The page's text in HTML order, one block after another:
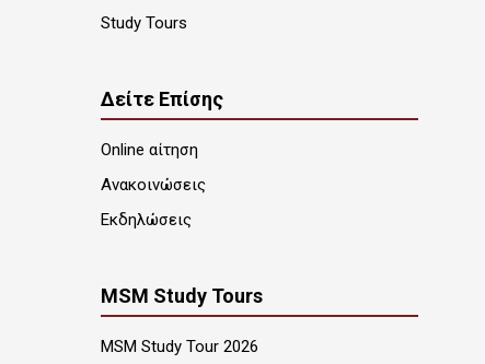
Study Tours
Δείτε Επίσης
Online αίτηση
Ανακοινώσεις
Εκδηλώσεις
MSM Study Tours
MSM Study Tour 2026